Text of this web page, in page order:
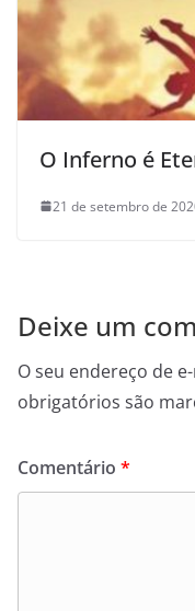
O Inferno é
21 de setembro de
Deixe um
O seu endereço de
obrigatórios são
Comentário *